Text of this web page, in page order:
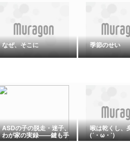
なぜ、そこに 季節のせい
ASDの子の脱走・迷子、
わが家の実録——鍵も手
つなぎも破られた日々
喉は乾くし、
(´・ω・`)